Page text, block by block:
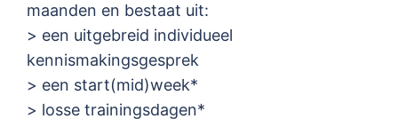
maanden en bestaat uit:
> een uitgebreid individueel
kennismakingsgesprek
> een start(mid)week*
> losse trainingsdagen*